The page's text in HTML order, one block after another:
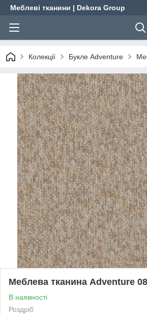
Меблеві тканини | Dekora Group
Колекції Букле Adventure
Меблева тканина Adventure
В наявності
Роздріб